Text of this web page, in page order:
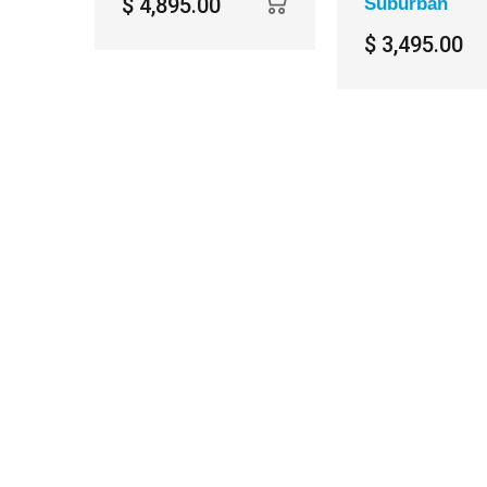
$ 4,895.00
$ 3,495.00